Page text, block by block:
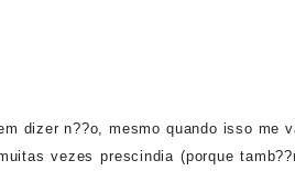
dizer n??o, mesmo quando isso me
vezes prescindia (porque